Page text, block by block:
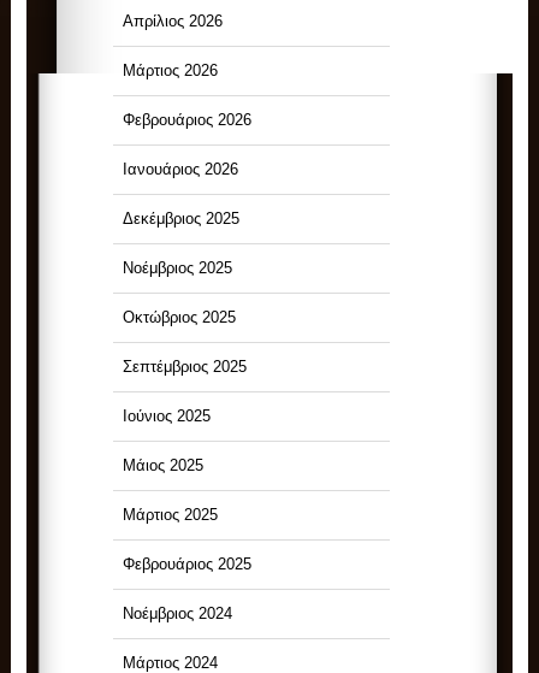
Απρίλιος 2026
Μάρτιος 2026
Φεβρουάριος 2026
Ιανουάριος 2026
Δεκέμβριος 2025
Νοέμβριος 2025
Οκτώβριος 2025
Σεπτέμβριος 2025
Ιούνιος 2025
Μάιος 2025
Μάρτιος 2025
Φεβρουάριος 2025
Νοέμβριος 2024
Μάρτιος 2024